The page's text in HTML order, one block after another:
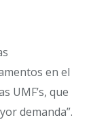
en el
UMF’s, que
demanda”.